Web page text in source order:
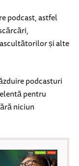
podcast, astfel
și alte
podcasturi
pentru
niciun